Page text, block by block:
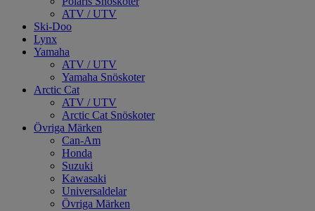
ATV / UTV
Ski-Doo
Lynx
Yamaha
ATV / UTV
Yamaha Snöskoter
Arctic Cat
ATV / UTV
Arctic Cat Snöskoter
Övriga Märken
Can-Am
Honda
Suzuki
Kawasaki
Universaldelar
Övriga Märken